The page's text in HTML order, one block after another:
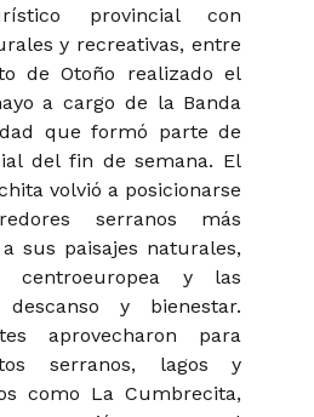
provincial con
y recreativas, entre
de Otoño realizado el
a cargo de la Banda
que formó parte de
del fin de semana. El
volvió a posicionarse
serranos más
sus paisajes naturales,
centroeuropea y las
y bienestar.
aprovecharon para
serranos, lagos y
como La Cumbrecita,